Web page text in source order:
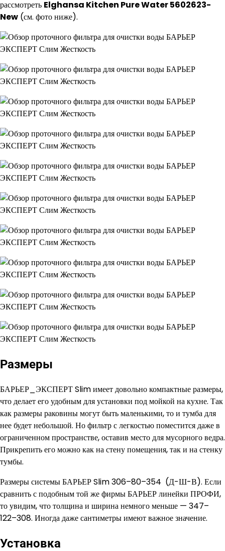
рассмотреть Elghansa Kitchen Pure Water 5602623-
New (см. фото ниже).
Размеры
БАРЬЕР_ЭКСПЕРТ Slim имеет довольно компактные размеры,
что делает его удобным для установки под мойкой на кухне. Так
как размеры раковины могут быть маленькими, то и тумба для
нее будет небольшой. Но фильтр с легкостью поместится даже в
ограниченном пространстве, оставив место для мусорного ведра.
Прикрепить его можно как на стену помещения, так и на стенку
тумбы.
Размеры системы БАРЬЕР Slim 306–80–354 (Д-Ш-В). Если
сравнить с подобным той же фирмы БАРЬЕР линейки ПРОФИ,
то увидим, что толщина и ширина немного меньше — 347–
122–308. Иногда даже сантиметры имеют важное значение.
Установка